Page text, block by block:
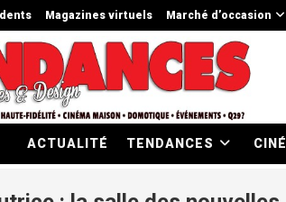
Magazines virtuels Marché d’occasion
ACTUALITÉ TENDANCES